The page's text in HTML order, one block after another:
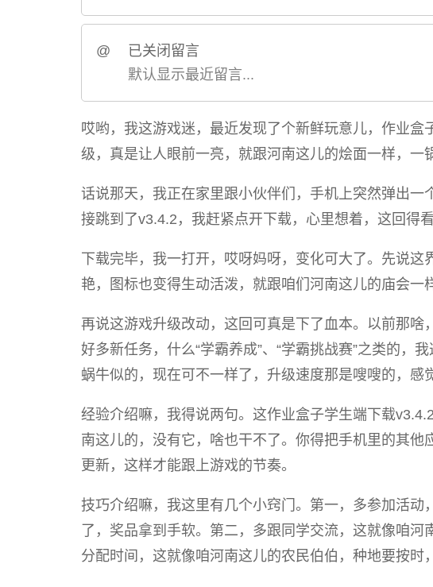
@
已关闭留言
默认显示最近留言...
哎哟，我这游戏迷，最近发现了个新鲜玩意儿，作业
级，真是让人眼前一亮，就跟河南这儿的烩面一样，一
话说那天，我正在家里跟小伙伴们，手机上突然弹出
接跳到了v3.4.2，我赶紧点开下载，心里想着，这回得
下载完毕，我一打开，哎呀妈呀，变化可大了。先说
艳，图标也变得生动活泼，就跟咱们河南这儿的庙会一
再说这游戏升级改动，这回可真是下了血本。以前那
好多新任务，什么“学霸养成”、“学霸挑战赛”之类的，
蜗牛似的，现在可不一样了，升级速度那是嗖嗖的，感
经验介绍嘛，我得说两句。这作业盒子学生端下载
南这儿的，没有它，啥也干不了。你得把手机里的其
更新，这样才能跟上游戏的节奏。
技巧介绍嘛，我这里有几个小窍门。第一，多参加活
了，奖品拿到手软。第二，多跟同学交流，这就像咱
分配时间，这就像咱河南这儿的农民伯伯，种地要按时